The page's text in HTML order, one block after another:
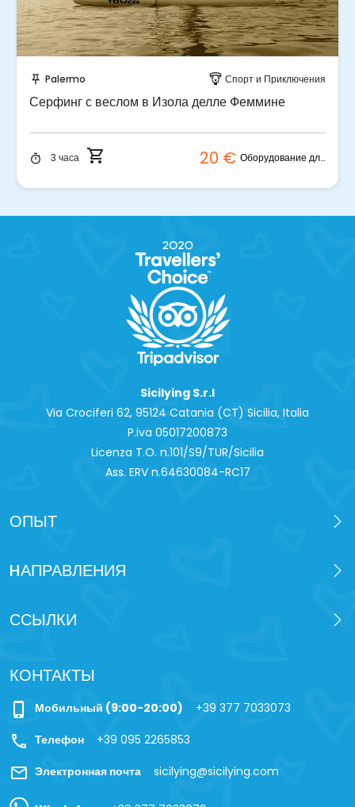
push_pin Palermo paragliding Спорт и Приключения
Серфинг с веслом в Изола делле Феммине
timer 3 часа shopping_cart 20 € Оборудование для серфинга с веслом
Sicilying S.r.l
Via Crociferi 62, 95124 Catania (CT) Sicilia, Italia
P.iva 0‍5017200873
Licenza T.O. n.101/S9/TUR/Sicilia
Ass. ERV n.64630084-RC17
ОПЫТ
HАПРАВЛЕНИЯ
ССЫЛКИ
КОНТАКТЫ
phone_iphone Мобильный (9:00-20:00) +39 377 7033073
call Телефон +39 095 2265853
mail Электронная почта sicilying@sicilying.com